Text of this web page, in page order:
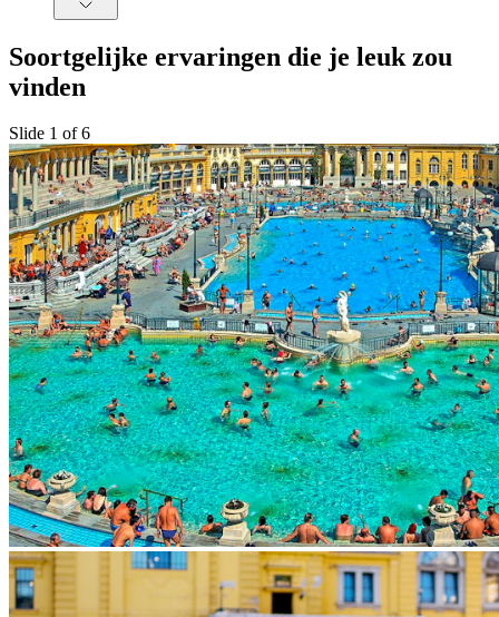
Soortgelijke ervaringen die je leuk zou
vinden
Slide 1 of 6